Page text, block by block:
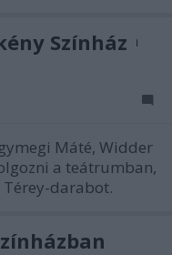
Színház
Máté, Widder
a teátrumban,
Térey-darabot.